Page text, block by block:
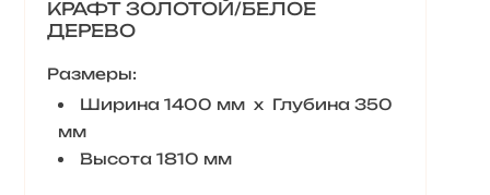
КРАФТ ЗОЛОТОЙ/БЕЛОЕ
ДЕРЕВО
Размеры:
Ширина 1400 мм х Глубина 350
мм
Высота 1810 мм